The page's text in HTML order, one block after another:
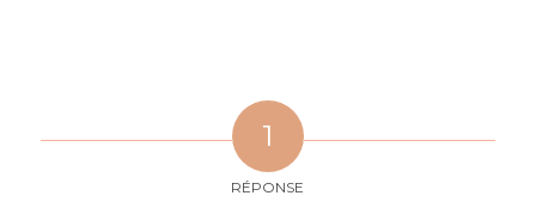
1
RÉPONSE